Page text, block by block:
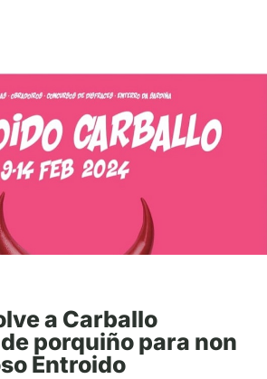
a Carballo
porquiño para non
Entroido